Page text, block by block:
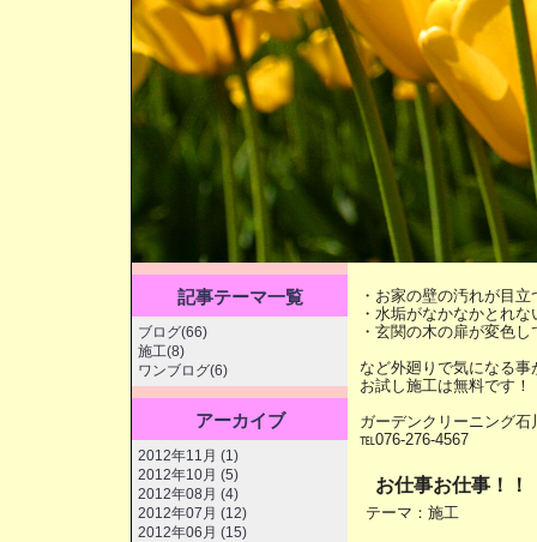
・お家の壁の汚れが目立
・水垢がなかなかとれな
・玄関の木の扉が変色
など外廻りで気になる
お試し施工は無料です！
ガーデンクリーニング石
℡076-276-4567
お仕事お仕事！！
テーマ： 施工
記事テーマ一覧
ブログ(66)
施工(8)
ワンブログ(6)
アーカイブ
2012年11月 (1)
2012年10月 (5)
2012年08月 (4)
2012年07月 (12)
2012年06月 (15)